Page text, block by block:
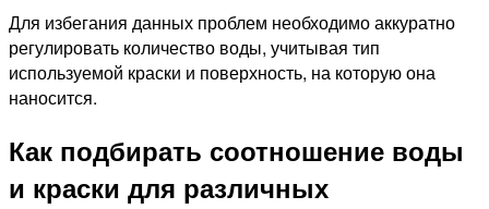
Для избегания данных проблем необходимо аккуратно
регулировать количество воды, учитывая тип
используемой краски и поверхность, на которую она
наносится.
Как подбирать соотношение воды
и краски для различных